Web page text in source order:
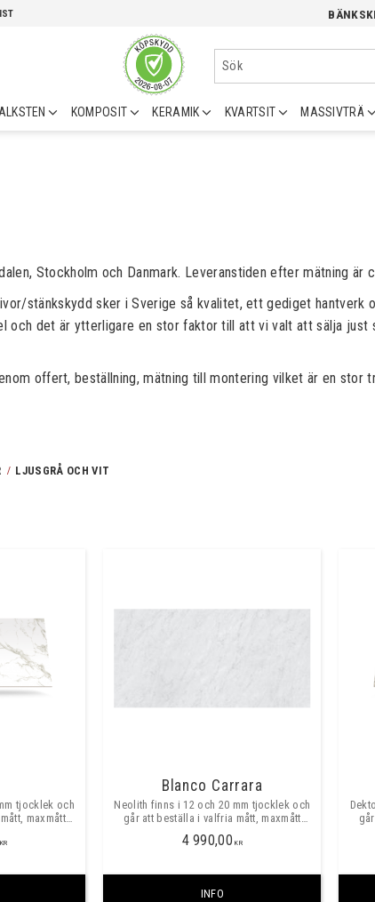
KOMPOSIT KERAMIK KVARTSIT MASSIVTRÄ
LJUSGRÅ OCH VIT
Stockholm och Danmark. Leveranstiden efter mätning är
stänkskydd sker i Sverige så kvalitet, ett gediget hantverk
och det är ytterligare en stor faktor till att vi valt att sälja just
offert, beställning, mätning till montering vilket är en stor
tjocklek och
maxmått
KR
Blanco Carrara
Neolith finns i 12 och 20 mm tjocklek och
går att beställa i valfria mått, maxmått
4 990,00 KR
INFO